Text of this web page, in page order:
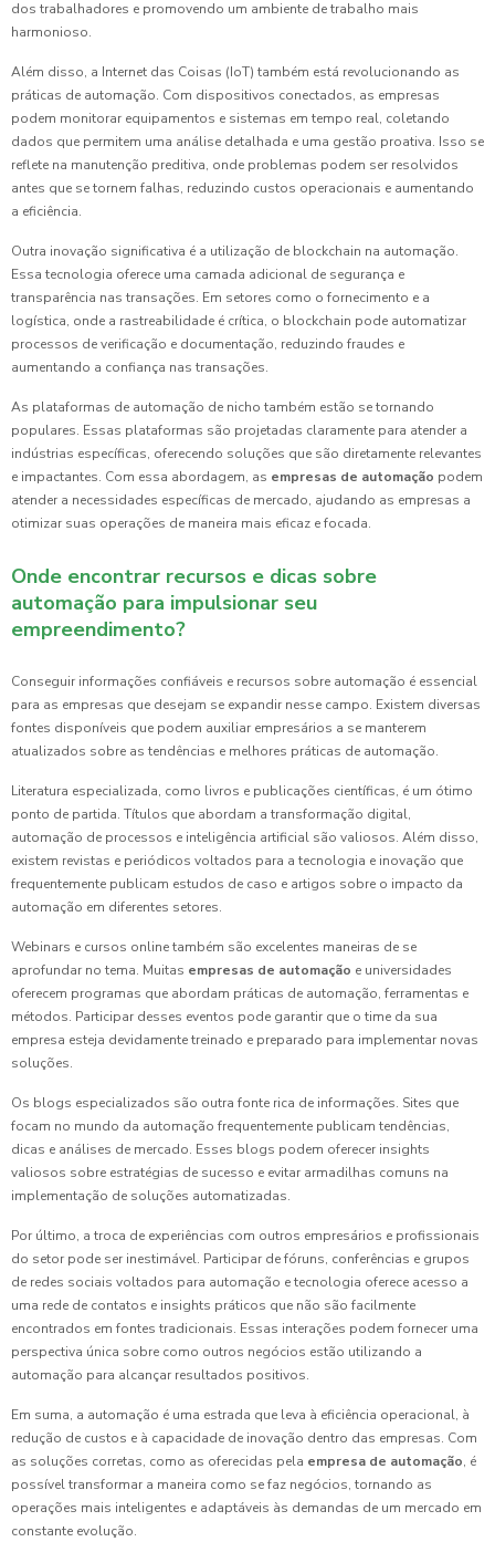
dos trabalhadores e promovendo um ambiente de trabalho mais
harmonioso.
Além disso, a Internet das Coisas (IoT) também está revolucionando as
práticas de automação. Com dispositivos conectados, as empresas
podem monitorar equipamentos e sistemas em tempo real, coletando
dados que permitem uma análise detalhada e uma gestão proativa. Isso se
reflete na manutenção preditiva, onde problemas podem ser resolvidos
antes que se tornem falhas, reduzindo custos operacionais e aumentando
a eficiência.
Outra inovação significativa é a utilização de blockchain na automação.
Essa tecnologia oferece uma camada adicional de segurança e
transparência nas transações. Em setores como o fornecimento e a
logística, onde a rastreabilidade é crítica, o blockchain pode automatizar
processos de verificação e documentação, reduzindo fraudes e
aumentando a confiança nas transações.
As plataformas de automação de nicho também estão se tornando
populares. Essas plataformas são projetadas claramente para atender a
indústrias específicas, oferecendo soluções que são diretamente relevantes
e impactantes. Com essa abordagem, as empresas de automação podem
atender a necessidades específicas de mercado, ajudando as empresas a
otimizar suas operações de maneira mais eficaz e focada.
Onde encontrar recursos e dicas sobre
automação para impulsionar seu
empreendimento?
Conseguir informações confiáveis e recursos sobre automação é essencial
para as empresas que desejam se expandir nesse campo. Existem diversas
fontes disponíveis que podem auxiliar empresários a se manterem
atualizados sobre as tendências e melhores práticas de automação.
Literatura especializada, como livros e publicações científicas, é um ótimo
ponto de partida. Títulos que abordam a transformação digital,
automação de processos e inteligência artificial são valiosos. Além disso,
existem revistas e periódicos voltados para a tecnologia e inovação que
frequentemente publicam estudos de caso e artigos sobre o impacto da
automação em diferentes setores.
Webinars e cursos online também são excelentes maneiras de se
aprofundar no tema. Muitas empresas de automação e universidades
oferecem programas que abordam práticas de automação, ferramentas e
métodos. Participar desses eventos pode garantir que o time da sua
empresa esteja devidamente treinado e preparado para implementar novas
soluções.
Os blogs especializados são outra fonte rica de informações. Sites que
focam no mundo da automação frequentemente publicam tendências,
dicas e análises de mercado. Esses blogs podem oferecer insights
valiosos sobre estratégias de sucesso e evitar armadilhas comuns na
implementação de soluções automatizadas.
Por último, a troca de experiências com outros empresários e profissionais
do setor pode ser inestimável. Participar de fóruns, conferências e grupos
de redes sociais voltados para automação e tecnologia oferece acesso a
uma rede de contatos e insights práticos que não são facilmente
encontrados em fontes tradicionais. Essas interações podem fornecer uma
perspectiva única sobre como outros negócios estão utilizando a
automação para alcançar resultados positivos.
Em suma, a automação é uma estrada que leva à eficiência operacional, à
redução de custos e à capacidade de inovação dentro das empresas. Com
as soluções corretas, como as oferecidas pela empresa de automação, é
possível transformar a maneira como se faz negócios, tornando as
operações mais inteligentes e adaptáveis às demandas de um mercado em
constante evolução.